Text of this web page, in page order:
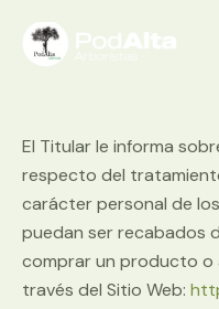
El Titular le informa
respecto del
carácter personal de
puedan ser recabados
comprar un producto o
través del Sitio Web: